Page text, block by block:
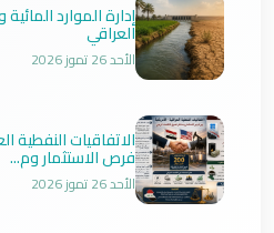
إدارة الموارد
العراقي
الأحد 26 تموز 2026
الاتفاقيات النفطية
فرص الاستثمار وم...
الأحد 26 تموز 2026